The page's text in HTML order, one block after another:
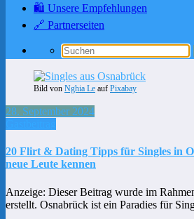
🛍️ Unsere Empfehlungen
🔗 Partnerseiten
Bild von Nghia Le auf Pixabay
28. September 2024
20 Flirt & Dating Tipps für Singles in
neue Leute kennen
Anzeige: Dieser Beitrag wurde im
erstellt. Osnabrück ist ein Paradies für